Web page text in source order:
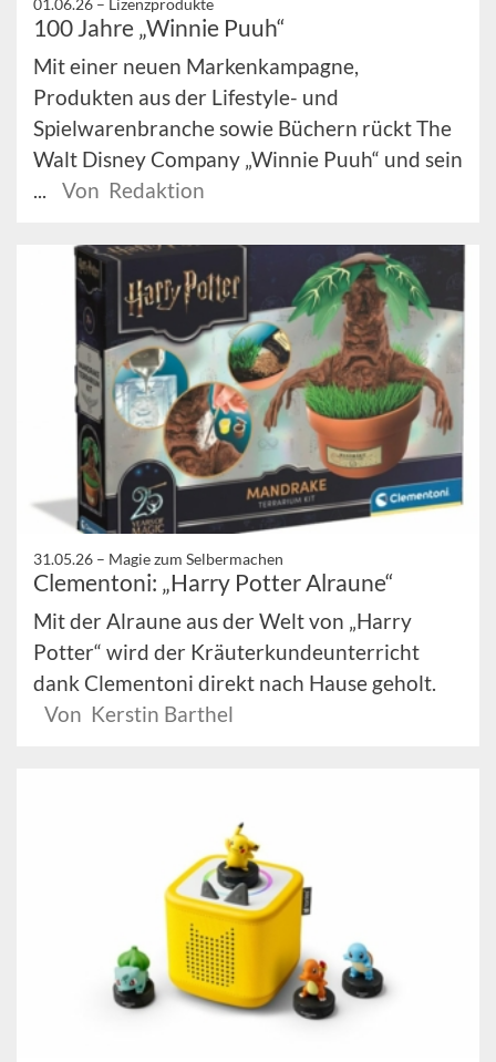
100 Jahre „Winnie Puuh“
Mit einer neuen Markenkampagne,
Produkten aus der Lifestyle- und
Spielwarenbranche sowie Büchern rückt The
Walt Disney Company „Winnie Puuh“ und sein
...
Von Redaktion
31.05.26 – Magie zum Selbermachen
Clementoni: „Harry Potter Alraune“
Mit der Alraune aus der Welt von „Harry
Potter“ wird der Kräuterkundeunterricht
dank Clementoni direkt nach Hause geholt.
Von Kerstin Barthel